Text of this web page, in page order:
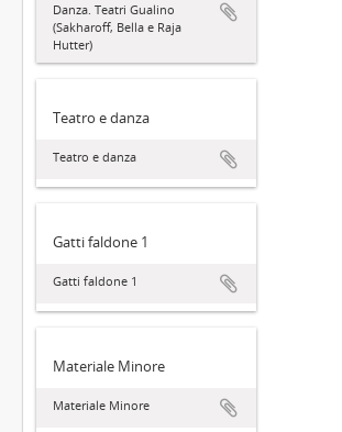
Danza. Teatri Gualino
(Sakharoff, Bella e Raja
Hutter)
Teatro e danza
Teatro e danza
Gatti faldone 1
Gatti faldone 1
Materiale Minore
Materiale Minore